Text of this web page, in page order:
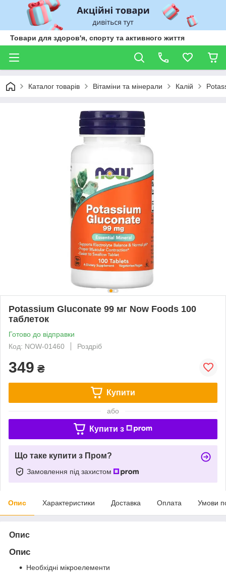
Товари для здоров'я, спорту та активного життя
Каталог товарів Вітаміни та мінерали Калій
Potassium Gluconate 99 мг Now Foods 100
таблеток
Готово до відправки
Код: NOW-01460
Роздріб
349 ₴
Купити
або
Купити з
Що таке купити з Пром?
Замовлення під захистом
Опис Характеристики Доставка Оплата Умови
Опис
Опис
Необхідні мікроелементи